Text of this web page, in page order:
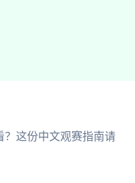
？这份中文观赛指南请